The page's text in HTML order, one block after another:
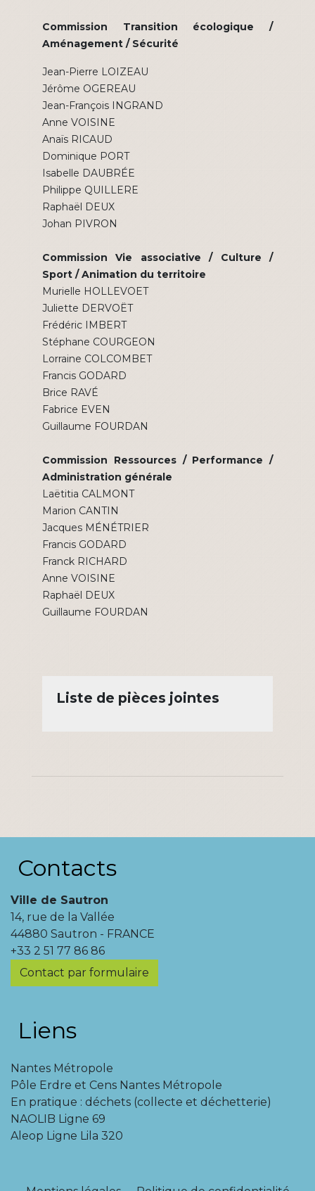
Commission Transition écologique /
Aménagement / Sécurité
Jean-Pierre LOIZEAU
Jérôme OGEREAU
Jean-François INGRAND
Anne VOISINE
Anaïs RICAUD
Dominique PORT
Isabelle DAUBRÉE
Philippe QUILLERE
Raphaël DEUX
Johan PIVRON
Commission Vie associative / Culture /
Sport / Animation du territoire
Murielle HOLLEVOET
Juliette DERVOËT
Frédéric IMBERT
Stéphane COURGEON
Lorraine COLCOMBET
Francis GODARD ​​​​​​​
Brice RAVÉ
Fabrice EVEN
Guillaume FOURDAN
Commission Ressources / Performance /
Administration générale
Laëtitia CALMONT
Marion CANTIN
Jacques MÉNÉTRIER ​​​​​​​
Francis GODARD ​​​​​​​
Franck RICHARD
Anne VOISINE
Raphaël DEUX
Guillaume FOURDAN
Liste de pièces jointes
Contacts
Ville de Sautron
14, rue de la Vallée
44880 Sautron - FRANCE
+33 2 51 77 86 86
Contact par formulaire
Liens
Nantes Métropole
Pôle Erdre et Cens Nantes Métropole
En pratique : déchets (collecte et déchetterie)
NAOLIB Ligne 69
Aleop Ligne Lila 320